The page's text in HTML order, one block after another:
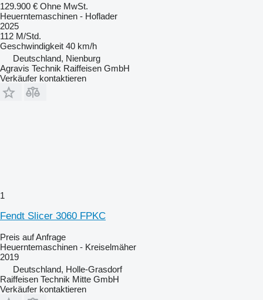
129.900 € Ohne MwSt.
Heuerntemaschinen - Hoflader
2025
112 M/Std.
Geschwindigkeit 40 km/h
Deutschland, Nienburg
Agravis Technik Raiffeisen GmbH
Verkäufer kontaktieren
1
Fendt Slicer 3060 FPKC
Preis auf Anfrage
Heuerntemaschinen - Kreiselmäher
2019
Deutschland, Holle-Grasdorf
Raiffeisen Technik Mitte GmbH
Verkäufer kontaktieren